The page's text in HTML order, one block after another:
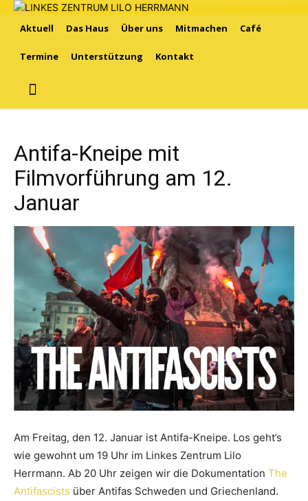
Aktuell Das Haus Über uns Mitmachen Café
Termine Unterstützung Kontakt
Antifa-Kneipe mit
Filmvorführung am 12.
Januar
Am Freitag, den 12. Januar ist Antifa-Kneipe. Los geht’s
wie gewohnt um 19 Uhr im Linkes Zentrum Lilo
Herrmann. Ab 20 Uhr zeigen wir die Dokumentation The
Antifascists über Antifas Schweden und Griechenland.